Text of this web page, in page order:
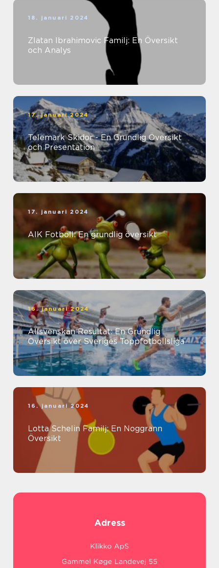
18. januari 2024
Zlatan Ibrahimovic Familj: En Översikt
och Analys
17. januari 2024
Telemark Skidor - En Grundlig Översikt
och Presentation
17. januari 2024
AIK Fotboll: En grundlig översikt
16. januari 2024
Allsvenskan Resultat: En Grundlig
Översikt över Sveriges Toppfotbollsliga
16. januari 2024
Lotta Schelin Familj: En Noggrann
Översikt
Adress